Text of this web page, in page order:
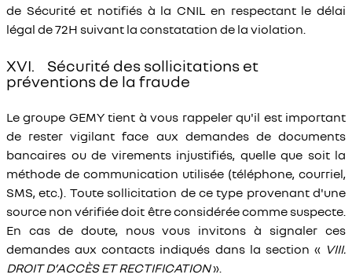
de Sécurité et notifiés à la CNIL en respectant le délai
légal de 72H suivant la constatation de la violation.
XVI. Sécurité des sollicitations et
préventions de la fraude
Le groupe GEMY tient à vous rappeler qu'il est important
de rester vigilant face aux demandes de documents
bancaires ou de virements injustifiés, quelle que soit la
méthode de communication utilisée (téléphone, courriel,
SMS, etc.). Toute sollicitation de ce type provenant d'une
source non vérifiée doit être considérée comme suspecte.
En cas de doute, nous vous invitons à signaler ces
demandes aux contacts indiqués dans la section « VIII.
DROIT D’ACCÈS ET RECTIFICATION».